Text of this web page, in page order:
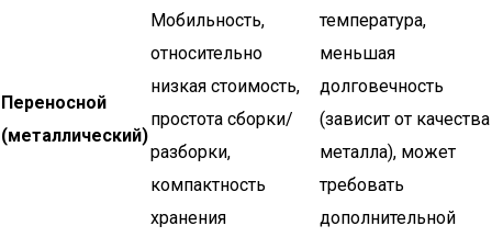
Переносной
(металлический)
Мобильность,
относительно
низкая стоимость,
простота сборки/
разборки,
компактность
хранения
температура,
меньшая
долговечность
(зависит от качества
металла), может
требовать
дополнительной